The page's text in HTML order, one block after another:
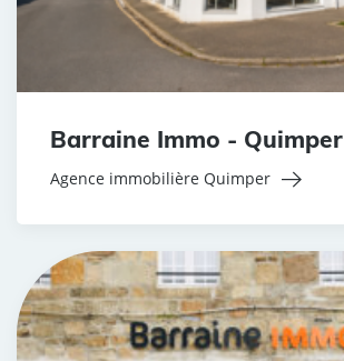
Barraine Immo - Quimper
Agence immobilière Quimper